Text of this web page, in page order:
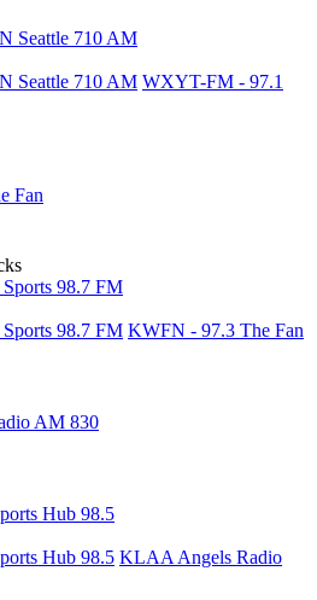
Seattle 710 AM
Seattle 710 AM WXYT-FM - 97.1
Fan
98.7 FM
98.7 FM KWFN - 97.3 The Fan
AM 830
Hub 98.5
Hub 98.5 KLAA Angels Radio